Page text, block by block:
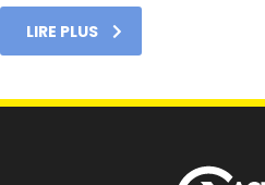
LIRE PLUS